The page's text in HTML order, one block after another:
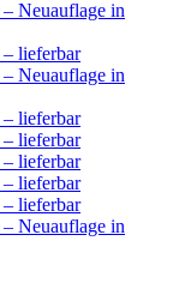
– Neuauflage in
– lieferbar
– Neuauflage in
– lieferbar
– lieferbar
– lieferbar
– lieferbar
– lieferbar
– Neuauflage in